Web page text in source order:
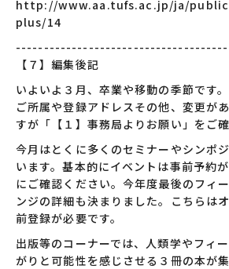
http://www.aa.tufs.ac.jp/ja/
plus/14
【７】編集後記
いよいよ３月、卒業や移動の季節です
ご所属や登録アドレスその他、変更が
すが「【１】事務局よりお願い」をご確
今月はとくに多くのセミナーやシンポ
います。基本的にイベントは事前予約
にご確認ください。今年度最後のフィ
ンジの詳細も決まりました。こちらは
前登録が必要です。
出版等のコーナーでは、人類学やフィ
がりと可能性を感じさせる３冊の本が